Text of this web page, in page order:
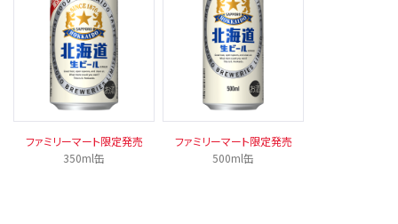
ファミリーマート限定発売
350ml缶
ファミリーマート限定発売
500ml缶